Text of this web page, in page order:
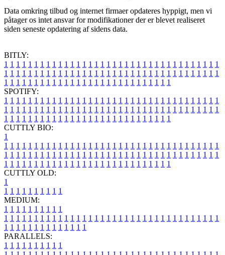
Data omkring tilbud og internet firmaer opdateres hyppigt, men vi
påtager os intet ansvar for modifikationer der er blevet realiseret
siden seneste opdatering af sidens data.
BITLY:
1 1 1 1 1 1 1 1 1 1 1 1 1 1 1 1 1 1 1 1 1 1 1 1 1 1 1 1 1 1 1 1 1 1 1 1
1 1 1 1 1 1 1 1 1 1 1 1 1 1 1 1 1 1 1 1 1 1 1 1 1 1 1 1 1 1 1 1 1 1 1 1
1 1 1 1 1 1 1 1 1 1 1 1 1 1 1 1 1 1 1 1 1 1 1 1 1 1 1 1
SPOTIFY:
1 1 1 1 1 1 1 1 1 1 1 1 1 1 1 1 1 1 1 1 1 1 1 1 1 1 1 1 1 1 1 1 1 1 1 1
1 1 1 1 1 1 1 1 1 1 1 1 1 1 1 1 1 1 1 1 1 1 1 1 1 1 1 1 1 1 1 1 1 1 1 1
1 1 1 1 1 1 1 1 1 1 1 1 1 1 1 1 1 1 1 1 1 1 1 1 1 1 1 1
CUTTLY BIO:
1
1 1 1 1 1 1 1 1 1 1 1 1 1 1 1 1 1 1 1 1 1 1 1 1 1 1 1 1 1 1 1 1 1 1 1 1
1 1 1 1 1 1 1 1 1 1 1 1 1 1 1 1 1 1 1 1 1 1 1 1 1 1 1 1 1 1 1 1 1 1 1 1
1 1 1 1 1 1 1 1 1 1 1 1 1 1 1 1 1 1 1 1 1 1 1 1 1 1 1 1
CUTTLY OLD:
1
1 1 1 1 1 1 1 1 1 1
MEDIUM:
1 1 1 1 1 1 1 1 1 1
1 1 1 1 1 1 1 1 1 1 1 1 1 1 1 1 1 1 1 1 1 1 1 1 1 1 1 1 1 1 1 1 1 1 1 1
1 1 1 1 1 1 1 1 1 1 1 1 1 1
PARALLELS:
1 1 1 1 1 1 1 1 1 1